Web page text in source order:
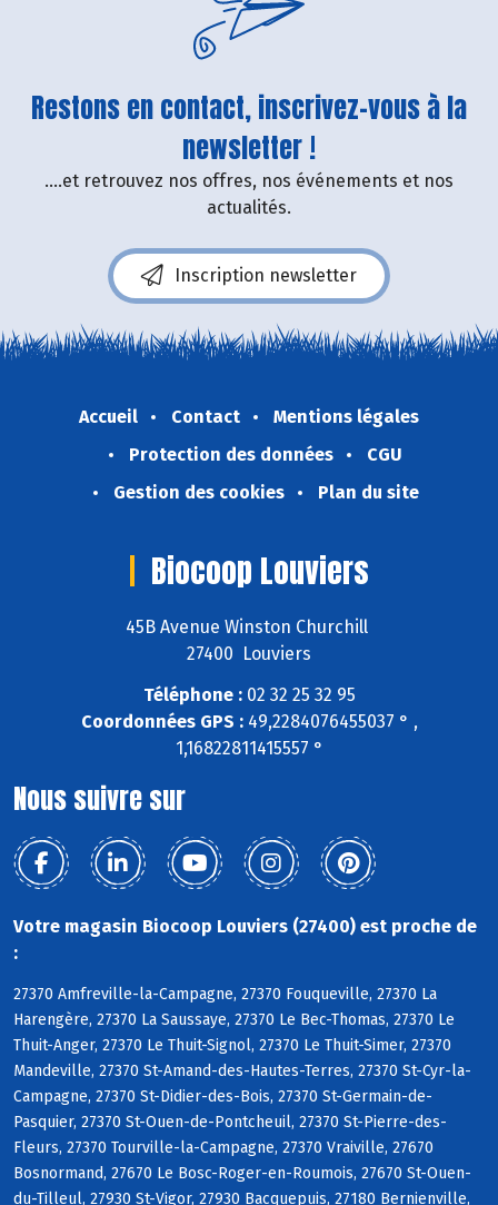
Restons en contact, inscrivez-vous à la
newsletter !
....et retrouvez nos offres, nos événements et nos
actualités.
Inscription newsletter
Accueil Contact
Mentions légales
Protection des données
CGU
Gestion des cookies
Plan du site
Biocoop Louviers
45B Avenue Winston Churchill
27400 Louviers
Téléphone :02 32 25 32 95
Coordonnées GPS :49,2284076455037 ° ,
1,16822811415557 °
Nous suivre sur
Votre magasin Biocoop Louviers (27400) est proche de
:
27370 Amfreville-la-Campagne, 27370 Fouqueville, 27370 La
Harengère, 27370 La Saussaye, 27370 Le Bec-Thomas, 27370 Le
Thuit-Anger, 27370 Le Thuit-Signol, 27370 Le Thuit-Simer, 27370
Mandeville, 27370 St-Amand-des-Hautes-Terres, 27370 St-Cyr-la-
Campagne, 27370 St-Didier-des-Bois, 27370 St-Germain-de-
Pasquier, 27370 St-Ouen-de-Pontcheuil, 27370 St-Pierre-des-
Fleurs, 27370 Tourville-la-Campagne, 27370 Vraiville, 27670
Bosnormand, 27670 Le Bosc-Roger-en-Roumois, 27670 St-Ouen-
du-Tilleul, 27930 St-Vigor, 27930 Bacquepuis, 27180 Bernienville,